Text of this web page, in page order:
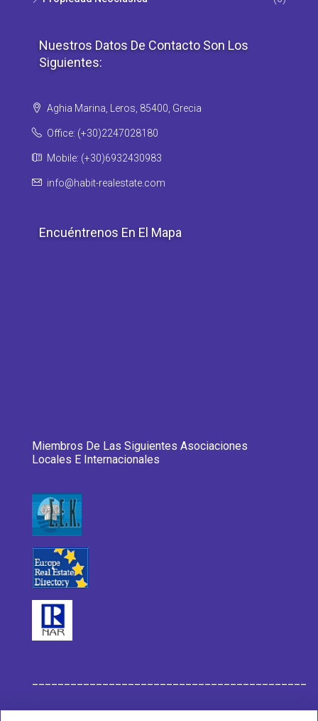
Nuestros Datos De Contacto Son Los
Siguientes:
Aghia Marina, Leros, 85400, Grecia
Office: (+30)2247028180
Mobile: (+30)6932430983
info@habit-realestate.com
Encuéntrenos En El Mapa
Miembros De Las Siguientes Asociaciones
Locales E Internacionales